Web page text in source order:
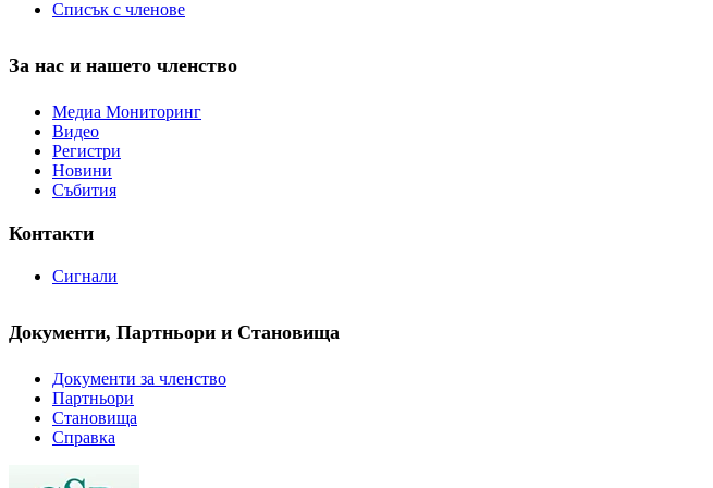
Списък с членове
За нас и нашето членство
Медиа Мониторинг
Видео
Регистри
Новини
Събития
Контакти
Сигнали
Документи, Партньори и Становища
Документи за членство
Партньори
Становища
Справка